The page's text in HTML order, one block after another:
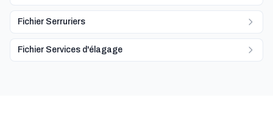
Fichier Serruriers
Fichier Services d'élagage